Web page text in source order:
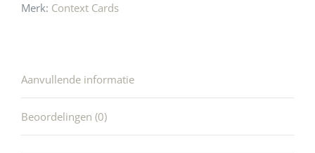
Merk: Context Cards
Aanvullende informatie
Beoordelingen (0)